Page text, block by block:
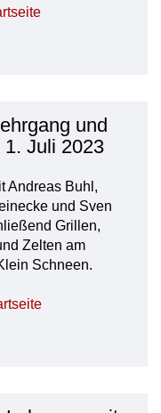
und
1. Juli 2023
Andreas Buhl,
und Sven
Grillen,
Zelten am
Schneen.